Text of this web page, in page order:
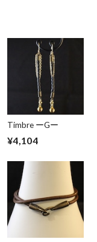
Timbre ーGー
¥4,104